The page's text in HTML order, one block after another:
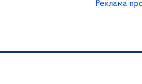
Реклама